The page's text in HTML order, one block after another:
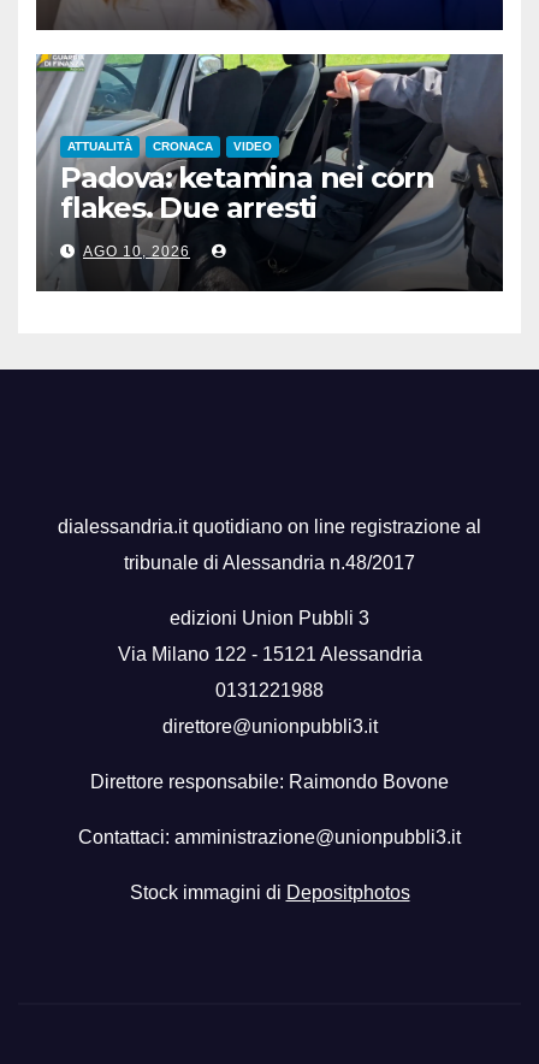
ATTUALITÀ CRONACA VIDEO
Padova: ketamina nei corn
flakes. Due arresti
AGO 10, 2026
dialessandria.it quotidiano on line registrazione al
tribunale di Alessandria n.48/2017
edizioni Union Pubbli 3
Via Milano 122 - 15121 Alessandria
0131221988
direttore@unionpubbli3.it
Direttore responsabile: Raimondo Bovone
Contattaci: amministrazione@unionpubbli3.it
Stock immagini di Depositphotos